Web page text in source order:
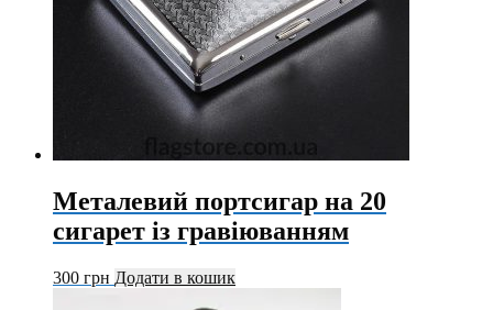
Металевий портсигар на 20
сигарет із гравіюванням
300 грн Додати в кошик